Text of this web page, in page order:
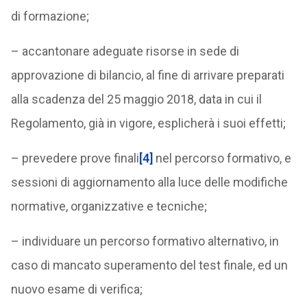
di formazione;
– accantonare adeguate risorse in sede di
approvazione di bilancio, al fine di arrivare preparati
alla scadenza del 25 maggio 2018, data in cui il
Regolamento, già in vigore, esplicherà i suoi effetti;
– prevedere prove finali[4] nel percorso formativo, e
sessioni di aggiornamento alla luce delle modifiche
normative, organizzative e tecniche;
– individuare un percorso formativo alternativo, in
caso di mancato superamento del test finale, ed un
nuovo esame di verifica;